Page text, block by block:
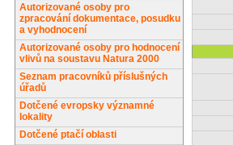
Autorizované osoby pro
zpracování dokumentace, posudku
a vyhodnocení
Autorizované osoby pro hodnocení
vlivů na soustavu Natura 2000
Seznam pracovníků příslušných
úřadů
Dotčené evropsky významné
lokality
Dotčené ptačí oblasti